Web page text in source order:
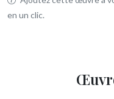
en un clic.